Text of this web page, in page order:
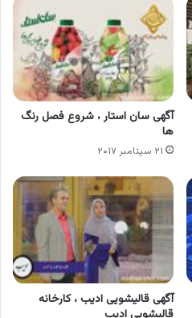
آگهی سان استار ، شروع فصل رنگ
ها
۲۱ سپتامبر ۲۰۱۷
آگهی قالیشویی ادیب ، کارخانه